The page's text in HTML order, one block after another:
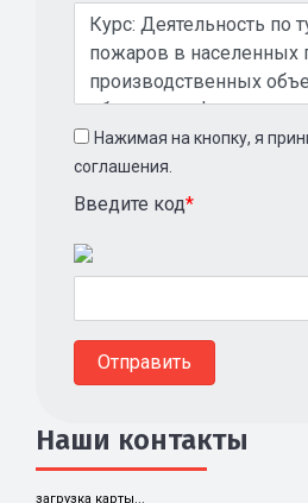
Нажимая на кнопку, я
соглашения.
Введите код*
Наши контакты
загрузка карты...